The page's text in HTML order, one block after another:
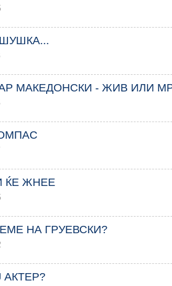
МАКЕДОНСКИ - ЖИВ ИЛИ
ЌЕ ЖНЕЕ
НА ГРУЕВСКИ?
АКТЕР?